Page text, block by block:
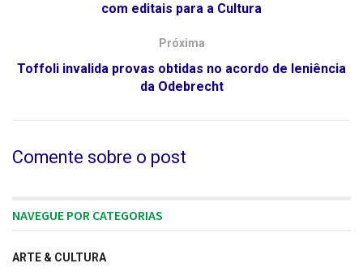
com editais para a Cultura
Próxima
Toffoli invalida provas obtidas no acordo de leniência
da Odebrecht
Comente sobre o post
NAVEGUE POR CATEGORIAS
ARTE & CULTURA